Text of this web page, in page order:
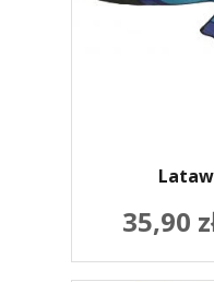
35,90